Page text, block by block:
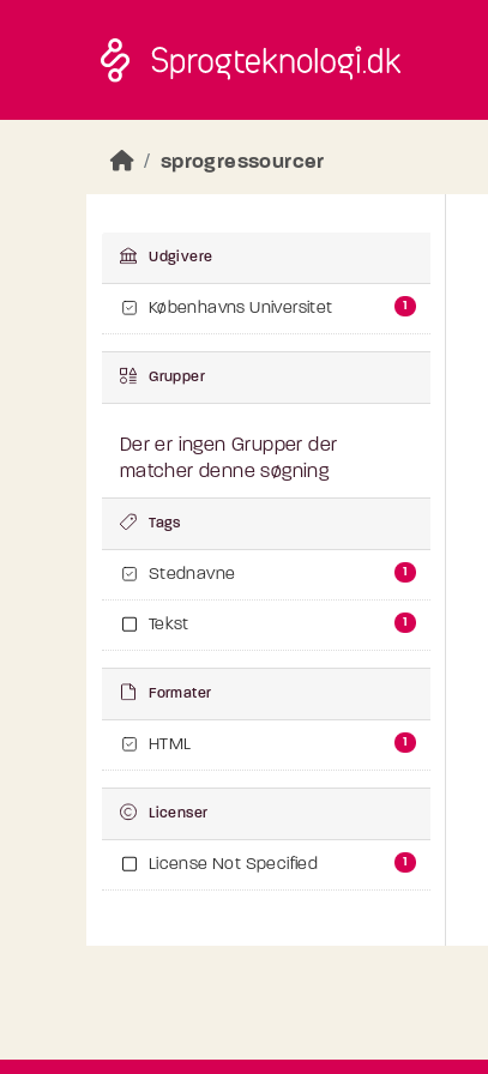
sprogressourcer
Udgivere
Københavns Universitet 1
Grupper
Der er ingen Grupper der
matcher denne søgning
Tags
Stednavne 1
Tekst 1
Formater
HTML 1
Licenser
License Not Specified 1